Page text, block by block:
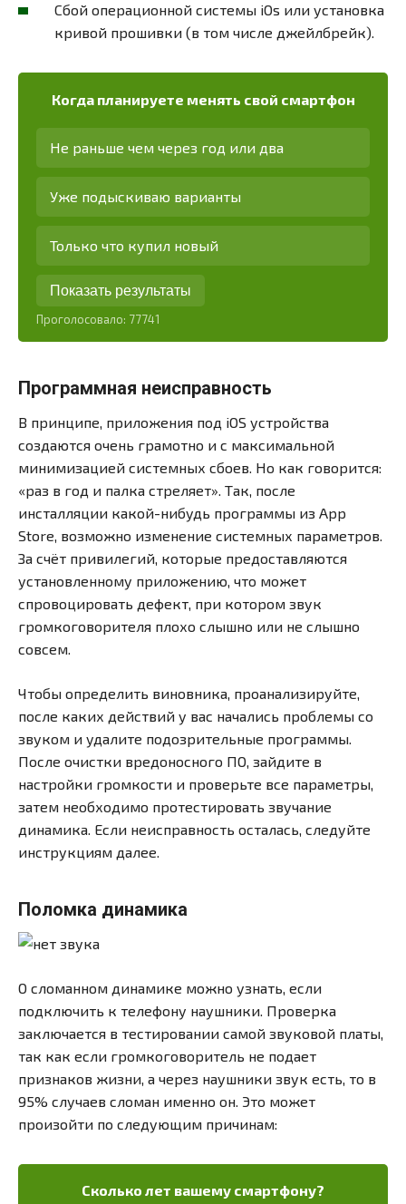
Сбой операционной системы iOs или установка
кривой прошивки (в том числе джейлбрейк).
Когда планируете менять свой смартфон
Не раньше чем через год или два
Уже подыскиваю варианты
Только что купил новый
Показать результаты
Проголосовало: 77741
Программная неисправность
В принципе, приложения под iOS устройства
создаются очень грамотно и с максимальной
минимизацией системных сбоев. Но как говорится:
«раз в год и палка стреляет». Так, после
инсталляции какой-нибудь программы из App
Store, возможно изменение системных параметров.
За счёт привилегий, которые предоставляются
установленному приложению, что может
спровоцировать дефект, при котором звук
громкоговорителя плохо слышно или не слышно
совсем.
Чтобы определить виновника, проанализируйте,
после каких действий у вас начались проблемы со
звуком и удалите подозрительные программы.
После очистки вредоносного ПО, зайдите в
настройки громкости и проверьте все параметры,
затем необходимо протестировать звучание
динамика. Если неисправность осталась, следуйте
инструкциям далее.
Поломка динамика
О сломанном динамике можно узнать, если
подключить к телефону наушники. Проверка
заключается в тестировании самой звуковой платы,
так как если громкоговоритель не подает
признаков жизни, а через наушники звук есть, то в
95% случаев сломан именно он. Это может
произойти по следующим причинам:
Сколько лет вашему смартфону?